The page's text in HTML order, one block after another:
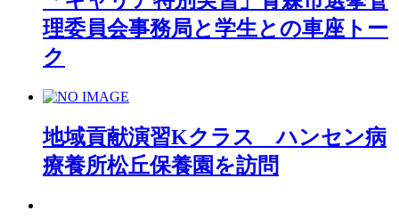
理委員会事務局と学生との車座トー
ク
地域貢献演習Kクラス ハンセン病
療養所松丘保養園を訪問